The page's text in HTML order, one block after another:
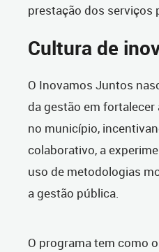
prestação dos serviços
Cultura de
O Inovamos Juntos
da gestão em
no município,
colaborativo, a
uso de metodologias
a gestão pública.
O programa tem como